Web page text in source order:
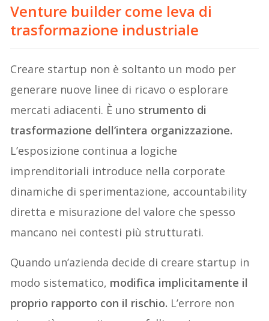
Venture builder come leva di
trasformazione industriale
Creare startup non è soltanto un modo per
generare nuove linee di ricavo o esplorare
mercati adiacenti. È uno strumento di
trasformazione dell’intera organizzazione.
L’esposizione continua a logiche
imprenditoriali introduce nella corporate
dinamiche di sperimentazione, accountability
diretta e misurazione del valore che spesso
mancano nei contesti più strutturati.
Quando un’azienda decide di creare startup in
modo sistematico, modifica implicitamente il
proprio rapporto con il rischio. L’errore non